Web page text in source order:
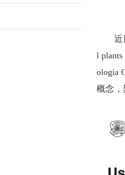
近日
l plants
ologia
概念